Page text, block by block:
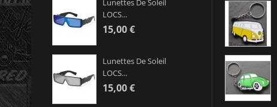
Lunettes De Soleil
LOCS...
15,00 €
Lunettes De Soleil
LOCS...
15,00 €